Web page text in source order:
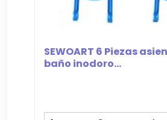
SEWOART 6 Piezas
baño inodoro...